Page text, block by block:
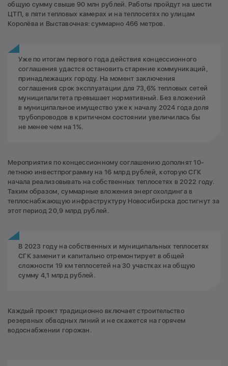
общую сумму свыше 90 млн рублей. Работы пройдут на шести
ЦТП, в пяти тепловых камерах и на теплосетях по улицам
Королёва и Выставочная: суммарно 466 метров.
Уже по итогам первого года действия концессионного
соглашения удастся остановить старение коммуникаций,
принадлежащих городу. На момент заключения
соглашения срок эксплуатации для 73,6% тепловых сетей
муниципалитета превышает нормативный. Без вложений
в муниципальное имущество уже к началу 2024 года доля
трубопроводов в критичном состоянии увеличилась бы
не менее чем на 1%.
Мероприятия по концессионному соглашению дополнят 10-
летнюю инвестпрограмму на 16 млрд рублей, которую СГК
начала реализовывать на собственных теплосетях в 2022 году.
Таким образом, суммарные вложения энергохолдинга в
теплоснабжающую инфраструктуру Новосибирска достигнут за
этот период 20,9 млрд рублей.
В 2023 году на собственных и муниципальных теплосетях
СГК заменит и капитально отремонтирует в общей
сложности 19 км теплосетей на 30 участках на общую
сумму 4,1 млрд рублей.
Каждый проект традиционно включает строительство
резервных обводных линий и не скажется на горячем
водоснабжении горожан.